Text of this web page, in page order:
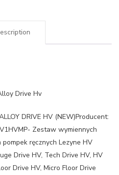
Drive Hv
DRIVE HV (NEW)Producent:
Zestaw wymiennych
ręcznych Lezyne HV
Drive HV, Tech Drive HV, HV
Drive HV, Micro Floor Drive